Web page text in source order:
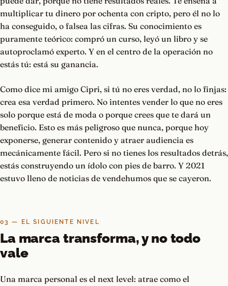
multiplicar tu dinero por ochenta con cripto, pero él no lo
ha conseguido, o falsea las cifras. Su conocimiento es
puramente teórico: compró un curso, leyó un libro y se
autoproclamó experto. Y en el centro de la operación no
estás tú: está su ganancia.
Como dice mi amigo Cipri, si tú no eres verdad, no lo finjas:
crea esa verdad primero. No intentes vender lo que no eres
solo porque está de moda o porque crees que te dará un
beneficio. Esto es más peligroso que nunca, porque hoy
exponerse, generar contenido y atraer audiencia es
mecánicamente fácil. Pero si no tienes los resultados detrás,
estás construyendo un ídolo con pies de barro. Y 2021
estuvo lleno de noticias de vendehumos que se cayeron.
03 — EL SIGUIENTE NIVEL
La marca transforma, y no todo
vale
Una marca personal es el next level: atrae como el